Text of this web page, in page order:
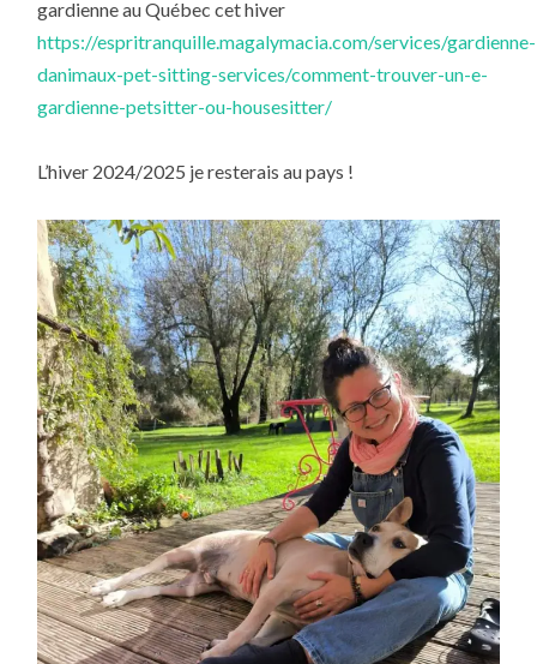
gardienne au Québec cet hiver
https://espritranquille.magalymacia.com/services/gardienne-
danimaux-pet-sitting-services/comment-trouver-un-e-
gardienne-petsitter-ou-housesitter/
L’hiver 2024/2025 je resterais au pays !